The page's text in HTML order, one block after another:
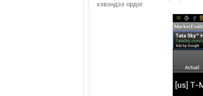
хэвэндээ ордог.